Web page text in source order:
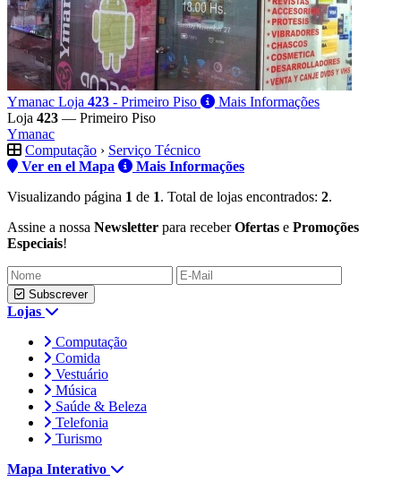
Ymanac Loja 423 - Primeiro Piso
Mais Informações
Loja 423 — Primeiro Piso
Ymanac
Computação › Serviço Técnico
Ver en el Mapa
Mais Informações
Visualizando página 1 de 1. Total de lojas encontrados: 2.
Assine a nossa Newsletter para receberOfertas e Promoções
Especiais!
Subscrever
Lojas
Computação
Comida
Vestuário
Música
Saúde & Beleza
Telefonia
Turismo
Mapa Interativo